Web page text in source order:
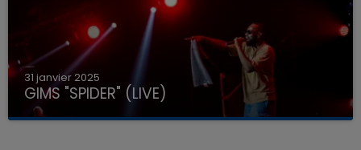
31 janvier 2025
GIMS "SPIDER" (LIVE)